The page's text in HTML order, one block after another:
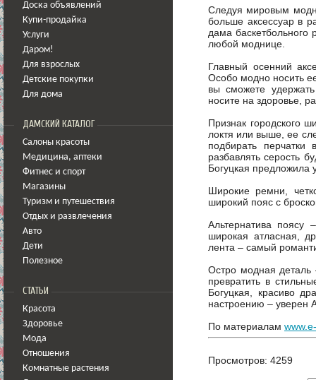
Доска объявлений
Купи-продайка
Услуги
Даром!
Для взрослых
Детские покупки
Для дома
ДАМСКИЙ КАТАЛОГ
Салоны красоты
Медицина, аптеки
Фитнес и спорт
Магазины
Туризм и путешествия
Отдых и развлечения
Авто
Дети
Полезное
СТАТЬИ
Красота
Здоровье
Мода
Отношения
Комнатные растения
Следуя мировым
больше аксессуар в
дама
любой моднице.
Главный осенний
Особо модно носить
вы сможете
носите на здоровье,
Признак городского
локтя или выше, ее
подбирать
разбавлять серость
Богуцкая предложила
Широкие ремни,
широкий пояс с
Альтернатива поясу
широкая атласная,
лента – самый
Остро модная
превратить в
Богуцкая, красиво
настроению – уверен
По материалам
Просмотров: 4259